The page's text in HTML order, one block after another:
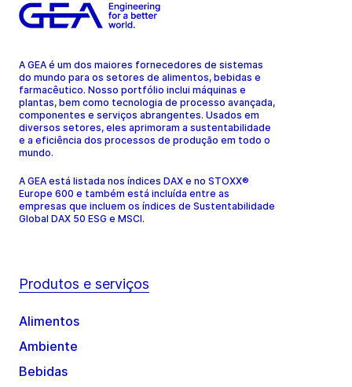
A GEA é um dos maiores fornecedores de sistemas
do mundo para os setores de alimentos, bebidas e
farmacêutico. Nosso portfólio inclui máquinas e
plantas, bem como tecnologia de processo avançada,
componentes e serviços abrangentes. Usados em
diversos setores, eles aprimoram a sustentabilidade
e a eficiência dos processos de produção em todo o
mundo.
A GEA está listada nos índices DAX e no STOXX®
Europe 600 e também está incluída entre as
empresas que incluem os índices de Sustentabilidade
Global DAX 50 ESG e MSCI.
Produtos e serviços
Alimentos
Ambiente
Bebidas